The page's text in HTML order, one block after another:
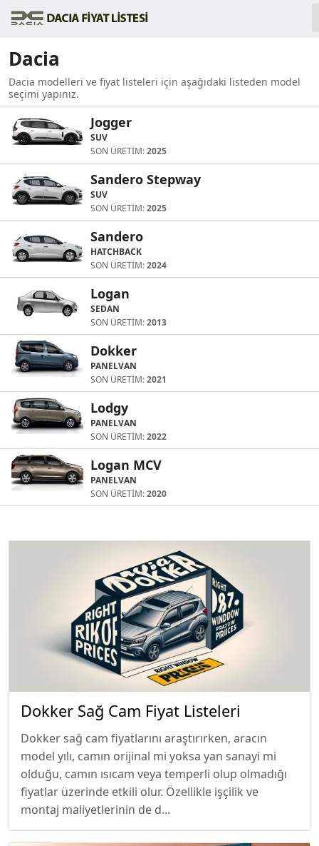
Dacia
Dacia modelleri ve fiyat listeleri için aşağıdaki listeden model
seçimi yapınız.
Jogger
SUV
SON ÜRETİM:2025
Sandero Stepway
SUV
SON ÜRETİM:2025
Sandero
HATCHBACK
SON ÜRETİM:2024
Logan
SEDAN
SON ÜRETİM:2013
Dokker
PANELVAN
SON ÜRETİM:2021
Lodgy
PANELVAN
SON ÜRETİM:2022
Logan MCV
PANELVAN
SON ÜRETİM:2020
Dokker Sağ Cam Fiyat Listeleri
Dokker sağ cam fiyatlarını araştırırken, aracın
model yılı, camın orijinal mi yoksa yan sanayi mi
olduğu, camın ısıcam veya temperli olup olmadığı
fiyatlar üzerinde etkili olur. Özellikle işçilik ve
montaj maliyetlerinin de d...